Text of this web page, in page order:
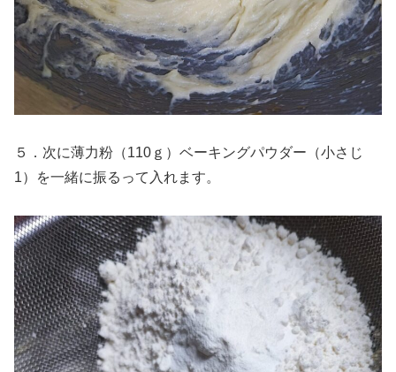
５．次に薄力粉（110ｇ）ベーキングパウダー（小さじ
1）を一緒に振るって入れます。